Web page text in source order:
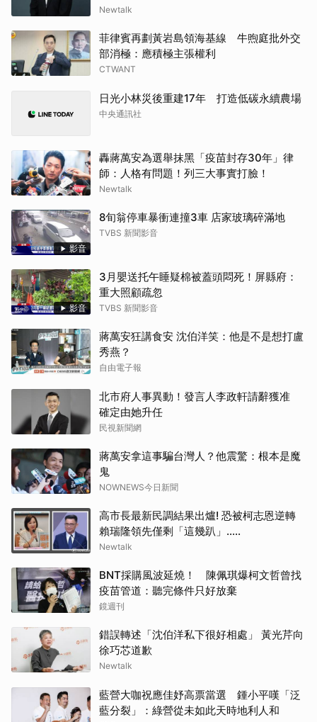
Newtalk
菲律賓再劃黃岩島領海基線 牛煦庭批外交
部消極：應積極主張權利
CTWANT
日光小林災後重建17年 打造低碳永續農場
中央通訊社
轟蔣萬安為選舉抹黑「疫苗封存30年」律
師：人格有問題！列三大事實打臉！
Newtalk
影音
8旬翁停車暴衝連撞3車 店家玻璃碎滿地
TVBS 新聞影音
影音
3月嬰送托午睡疑棉被蓋頭悶死！屏縣府：
重大照顧疏忽
TVBS 新聞影音
蔣萬安狂講食安 沈伯洋笑：他是不是想打盧
秀燕？
自由電子報
北市府人事異動！發言人李政軒請辭獲准
確定由她升任
民視新聞網
蔣萬安拿這事騙台灣人？他震驚：根本是魔
鬼
NOWNEWS今日新聞
高市長最新民調結果出爐! 恐被柯志恩逆轉
賴瑞隆領先僅剩「這幾趴」.....
Newtalk
BNT採購風波延燒！ 陳佩琪爆柯文哲曾找
疫苗管道：聽完條件只好放棄
鏡週刊
錯誤轉述「沈伯洋私下很好相處」 黃光芹向
徐巧芯道歉
Newtalk
藍營大咖祝應佳妤高票當選 鍾小平嘆「泛
藍分裂」：綠營從未如此天時地利人和